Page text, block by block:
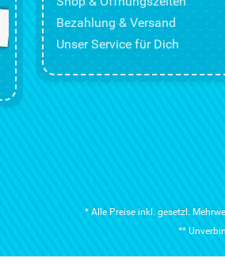
Bezahlung & Versand
Unser Service für Dich
* Alle Preise inkl. gesetzl.
**